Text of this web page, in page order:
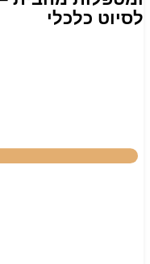
לסיוט כלכלי